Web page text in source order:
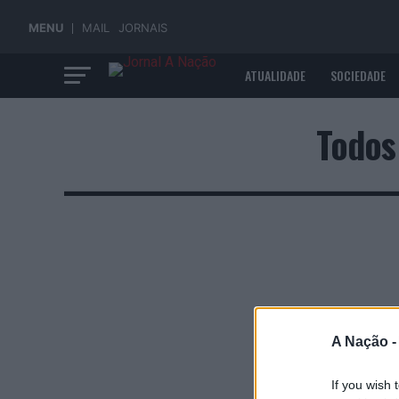
A Nação -
If you wish
MENU MAIL JORNAIS
ATUALIDADE SOCIEDADE